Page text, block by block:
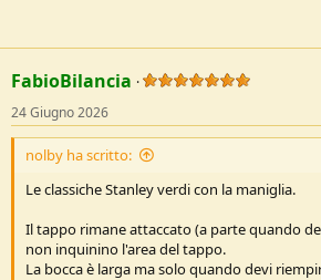
FabioBilancia
24 Giugno 2026
nolby ha scritto:
Le classiche Stanley verdi con la maniglia.
Il tappo rimane attaccato (a parte quando
non inquinino l'area del tappo.
La bocca è larga ma solo quando devi